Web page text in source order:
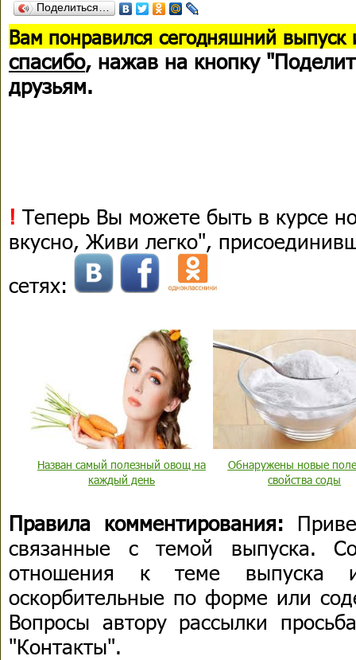
Поделиться…
Вам понравился сегодняшний выпуск
спасибо, нажав на кнопку
друзьям.
! Теперь Вы можете быть в курсе
вкусно, Живи легко",
сетях:
Назван самый полезный овощ на
каждый день
Обнаружены новые
свойства соды
Правила комментирования:
связанные с темой выпуска.
отношения к теме выпуска
оскорбительные по форме или
Вопросы автору рассылки
"Контакты".